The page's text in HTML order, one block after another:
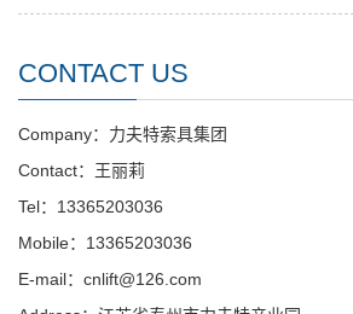
CONTACT US
Company：力夫特索具集团
Contact：王丽莉
Tel：13365203036
Mobile：13365203036
E-mail：cnlift@126.com